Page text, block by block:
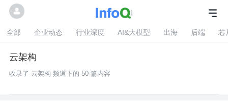
全部 企业动态 行业深度 AI&大模型 出海 后端 芯
云架构
收录了 云架构 频道下的 50 篇内容